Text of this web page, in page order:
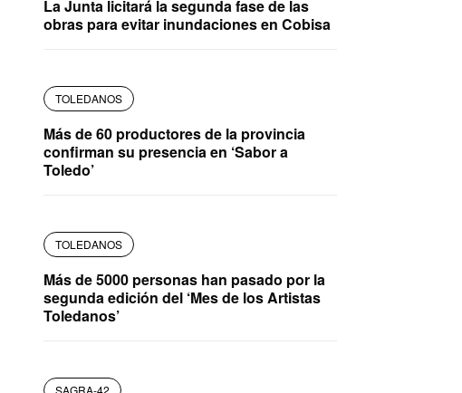
La Junta licitará la segunda fase de las
obras para evitar inundaciones en Cobisa
TOLEDANOS
Más de 60 productores de la provincia
confirman su presencia en ‘Sabor a
Toledo’
TOLEDANOS
Más de 5000 personas han pasado por la
segunda edición del ‘Mes de los Artistas
Toledanos’
SAGRA-42